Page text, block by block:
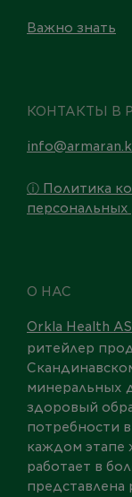
О НАС
Orkla Health AS
ритейлер
минеральных
здоровый
потребности
каждом этапе
работает в
представлена
Важно знать
КОНТАКТЫ В
ⓘ Политика